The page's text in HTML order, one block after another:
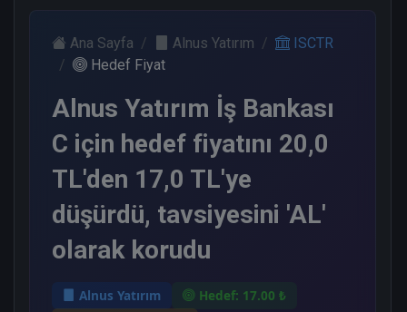
Ana Sayfa Alnus Yatırım
ISCTR
Hedef Fiyat
Alnus Yatırım İş Bankası
C için hedef fiyatını 20,0
TL'den 17,0 TL'ye
düşürdü, tavsiyesini 'AL'
olarak korudu
Alnus Yatırım
Hedef: 17.00 ₺